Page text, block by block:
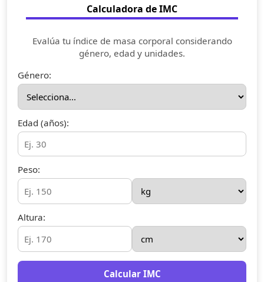
Calculadora de IMC
Evalúa tu índice de masa corporal considerando
género, edad y unidades.
Género:
Edad (años):
Peso:
Altura:
Calcular IMC